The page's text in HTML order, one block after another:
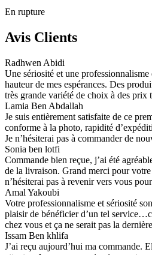
En rupture
Avis Clients
Radhwen Abidi
Une sériosité et une
hauteur de mes espérances. Des
très grande variété de choix à des prix
Lamia Ben Abdallah
Je suis entièrement satisfaite de ce
conforme à la photo, rapidité
Je n’hésiterai pas à commander de
Sonia ben lotfi
Commande bien reçue, j’ai été
de la livraison. Grand merci pour
n’hésiterai pas à revenir vers vous
Amal Yakoubi
Votre professionnalisme et sériosité
plaisir de bénéficier d’un tel
chez vous et ça ne serait pas la
Issam Ben khlifa
J’ai reçu aujourd’hui ma commande.